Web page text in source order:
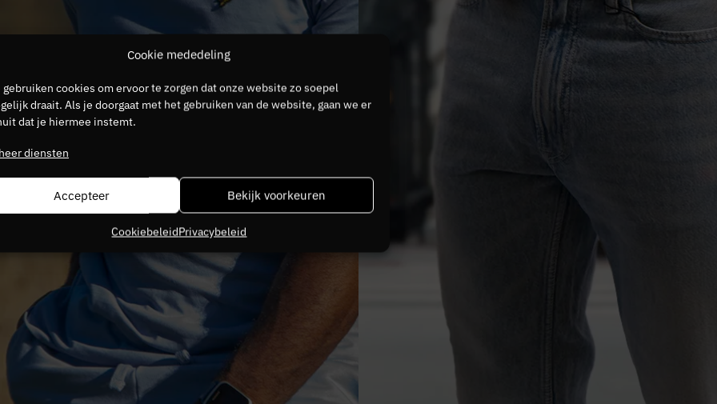
Cookie mededeling
gebruiken cookies om ervoor te zorgen dat onze website zo soepel
draait. Als je doorgaat met het gebruiken van de website, gaan we er
dat je hiermee instemt.
diensten
Accepteer Bekijk voorkeuren
CookiebeleidPrivacybeleid